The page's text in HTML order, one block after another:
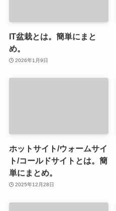
IT盆栽とは。簡単にまと
め。
2026年1月9日
ホットサイト/ウォームサイ
ト/コールドサイトとは。簡
単にまとめ。
2025年12月28日